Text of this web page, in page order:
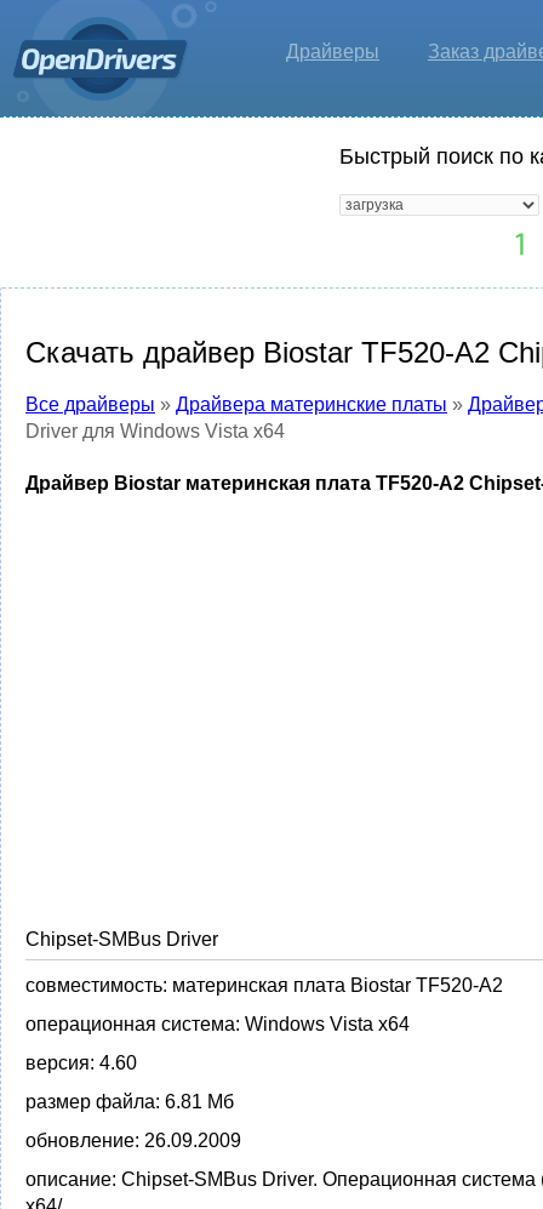
Драйверы Заказ
Быстрый поиск по
Скачать драйвер Biostar TF520-A2
Все драйверы » Драйвера материнские платы »
Driver для Windows Vista x64
Драйвер Biostar материнская плата TF520-A2
Chipset-SMBus Driver
совместимость: материнская плата Biostar TF520-A2
операционная система: Windows Vista x64
версия: 4.60
размер файла: 6.81 Мб
обновление: 26.09.2009
описание: Chipset-SMBus Driver. Операционная